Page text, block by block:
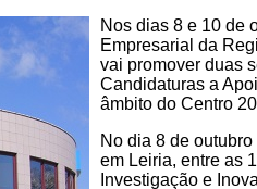
Nos dias 8 e 10 de
Empresarial da
vai promover duas
Candidaturas a
âmbito do Centro
No dia 8 de
em Leiria, entre as
Investigação e